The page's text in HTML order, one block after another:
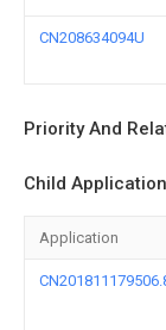
CN208634094U
Priority And
Child
Application